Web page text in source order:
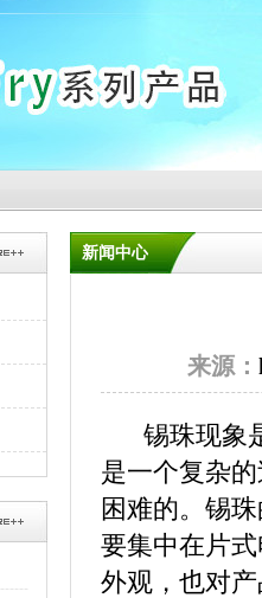
新闻中心
来源：
锡珠现象是
是一个复杂
困难的。锡
要集中在片
外观，也对